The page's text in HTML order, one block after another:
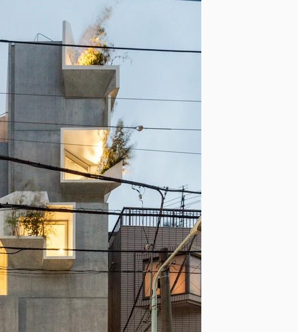
复内部杂空间的主体建筑。然后，打开折叠窗户，连通室内外空
们在折叠的开口周围布置绿化，并创造出一个像树一样在周围环境中